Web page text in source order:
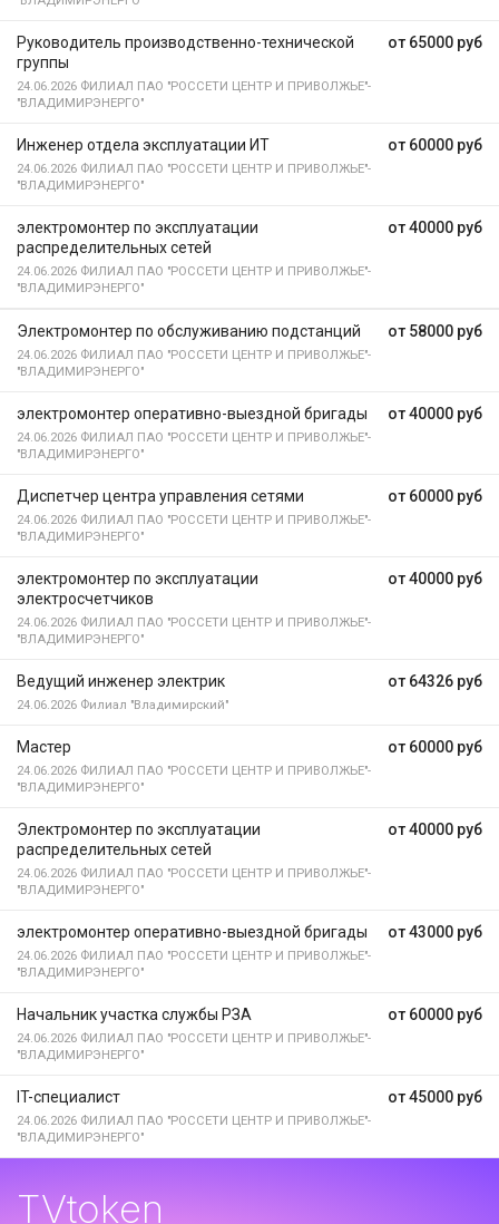
от 65000 руб
Руководитель производственно-технической
группы
24.06.2026 ФИЛИАЛ ПАО "РОССЕТИ ЦЕНТР И ПРИВОЛЖЬЕ"-
"ВЛАДИМИРЭНЕРГО"
от 60000 руб
Инженер отдела эксплуатации ИТ
24.06.2026 ФИЛИАЛ ПАО "РОССЕТИ ЦЕНТР И ПРИВОЛЖЬЕ"-
"ВЛАДИМИРЭНЕРГО"
от 40000 руб
электромонтер по эксплуатации
распределительных сетей
24.06.2026 ФИЛИАЛ ПАО "РОССЕТИ ЦЕНТР И ПРИВОЛЖЬЕ"-
"ВЛАДИМИРЭНЕРГО"
от 58000 руб
Электромонтер по обслуживанию подстанций
24.06.2026 ФИЛИАЛ ПАО "РОССЕТИ ЦЕНТР И ПРИВОЛЖЬЕ"-
"ВЛАДИМИРЭНЕРГО"
от 40000 руб
электромонтер оперативно-выездной бригады
24.06.2026 ФИЛИАЛ ПАО "РОССЕТИ ЦЕНТР И ПРИВОЛЖЬЕ"-
"ВЛАДИМИРЭНЕРГО"
от 60000 руб
Диспетчер центра управления сетями
24.06.2026 ФИЛИАЛ ПАО "РОССЕТИ ЦЕНТР И ПРИВОЛЖЬЕ"-
"ВЛАДИМИРЭНЕРГО"
от 40000 руб
электромонтер по эксплуатации
электросчетчиков
24.06.2026 ФИЛИАЛ ПАО "РОССЕТИ ЦЕНТР И ПРИВОЛЖЬЕ"-
"ВЛАДИМИРЭНЕРГО"
от 64326 руб
Ведущий инженер электрик
24.06.2026 Филиал "Владимирский"
от 60000 руб
Мастер
24.06.2026 ФИЛИАЛ ПАО "РОССЕТИ ЦЕНТР И ПРИВОЛЖЬЕ"-
"ВЛАДИМИРЭНЕРГО"
от 40000 руб
Электромонтер по эксплуатации
распределительных сетей
24.06.2026 ФИЛИАЛ ПАО "РОССЕТИ ЦЕНТР И ПРИВОЛЖЬЕ"-
"ВЛАДИМИРЭНЕРГО"
от 43000 руб
электромонтер оперативно-выездной бригады
24.06.2026 ФИЛИАЛ ПАО "РОССЕТИ ЦЕНТР И ПРИВОЛЖЬЕ"-
"ВЛАДИМИРЭНЕРГО"
от 60000 руб
Начальник участка службы РЗА
24.06.2026 ФИЛИАЛ ПАО "РОССЕТИ ЦЕНТР И ПРИВОЛЖЬЕ"-
"ВЛАДИМИРЭНЕРГО"
от 45000 руб
IT-специалист
24.06.2026 ФИЛИАЛ ПАО "РОССЕТИ ЦЕНТР И ПРИВОЛЖЬЕ"-
"ВЛАДИМИРЭНЕРГО"
TVtoken